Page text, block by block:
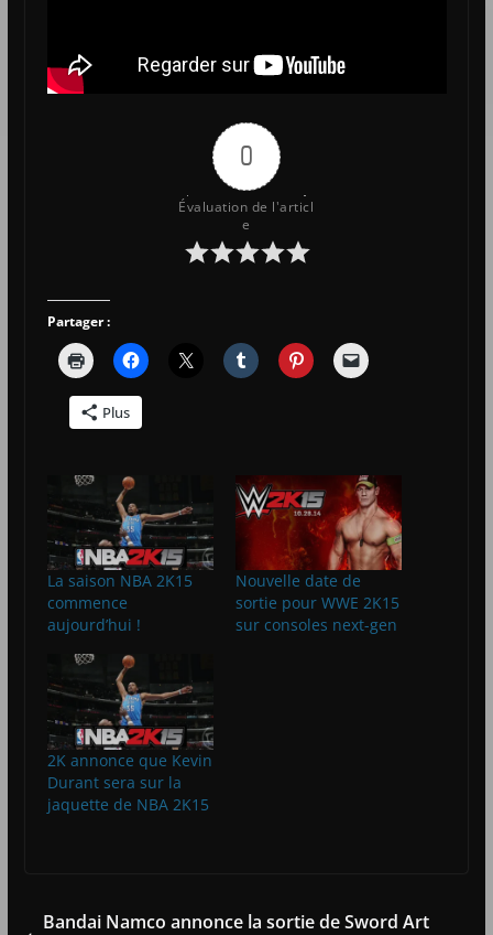
0
Évaluation de l'articl
e
Partager :
Plus
La saison NBA 2K15
commence
aujourd’hui !
Nouvelle date de
sortie pour WWE 2K15
sur consoles next-gen
2K annonce que Kevin
Durant sera sur la
jaquette de NBA 2K15
Bandai Namco annonce la sortie de Sword Art